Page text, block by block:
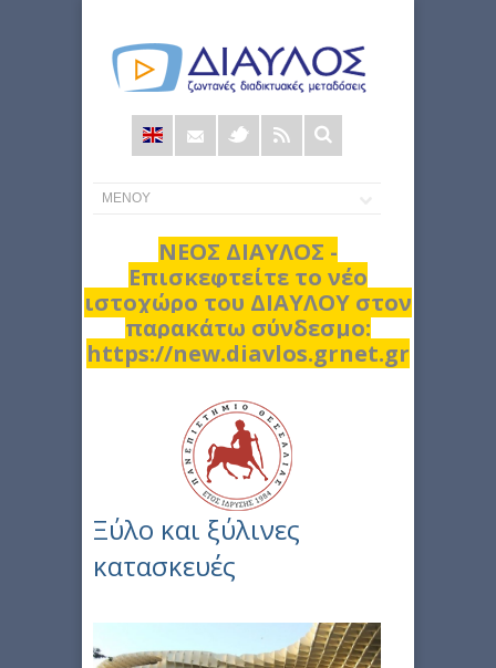
Φόρμα
αναζήτησης
ΝΕΟΣ ΔΙΑΥΛΟΣ -
Επισκεφτείτε το νέο
ιστοχώρο του ΔΙΑΥΛΟΥ στον
παρακάτω σύνδεσμο:
https://new.diavlos.grnet.gr
Ξύλο και ξύλινες
κατασκευές